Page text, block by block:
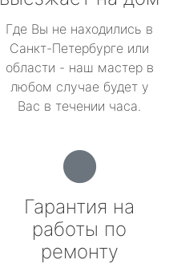
Где Вы не находились в
Санкт-Петербурге или
области - наш мастер в
любом случае будет у
Вас в течении часа.
Гарантия на
работы по
ремонту